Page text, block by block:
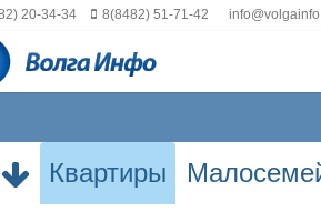
20-34-34 8(8482) 51-71-42
Квартиры